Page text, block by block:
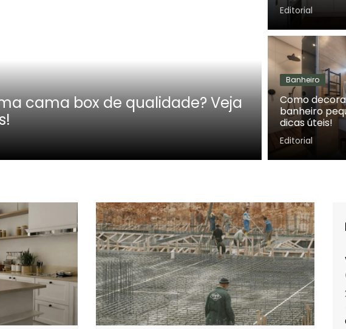
cama box de qualidade? Veja
Telhado
Como
Editorial
Editorial
Banheiro
Como
banheiro
dicas úteis!
Editorial